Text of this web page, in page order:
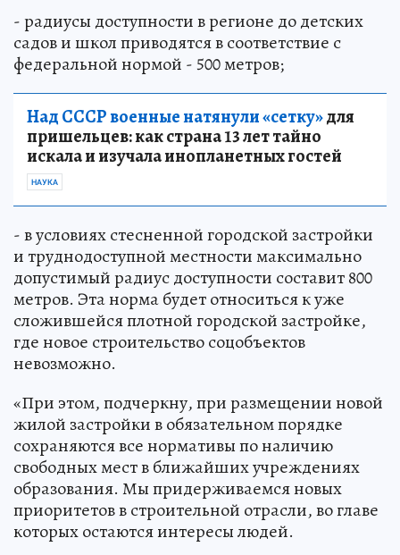
- радиусы доступности в регионе до детских
садов и школ приводятся в соответствие с
федеральной нормой - 500 метров;
Над СССР военные натянули «сетку»для
пришельцев: как страна 13 лет тайно
искала и изучала инопланетных гостей
НАУКА
- в условиях стесненной городской застройки
и труднодоступной местности максимально
допустимый радиус доступности составит 800
метров. Эта норма будет относиться к уже
сложившейся плотной городской застройке,
где новое строительство соцобъектов
невозможно.
«При этом, подчеркну, при размещении новой
жилой застройки в обязательном порядке
сохраняются все нормативы по наличию
свободных мест в ближайших учреждениях
образования. Мы придерживаемся новых
приоритетов в строительной отрасли, во главе
которых остаются интересы людей.